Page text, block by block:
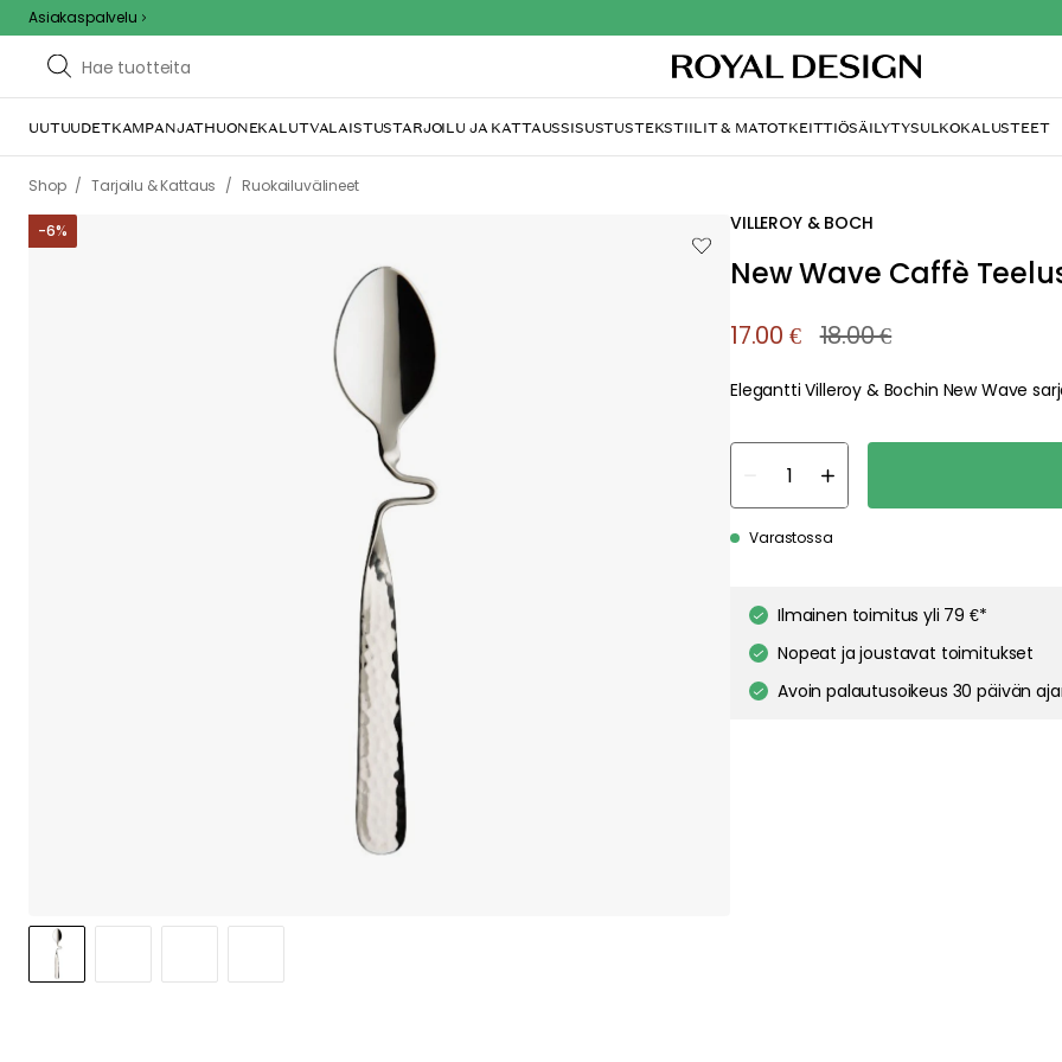
Asiakaspalvelu
UUTUUDETKAMPANJATHUONEKALUTVALAISTUSTARJOILU JA KATTAUSSISUSTUSTEKSTIILIT & MATOTKEITTIÖSÄILYTYSULKOKALUSTEET
Shop / Tarjoilu & Kattaus / Ruokailuvälineet
-6% VILLEROY & BOCH
New Wave Caffè
17.00 € 18.00 €
Elegantti Villeroy & Bochin New Wave
Varastossa
Ilmainen toimitus yli 79 €*
Nopeat ja joustavat toimitukset
Avoin palautusoikeus 30 päivän
Our privacy policy Google's privacy policy
Accept All Cookies
Cookie Settings